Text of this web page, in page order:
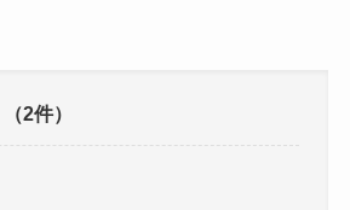
（2件）